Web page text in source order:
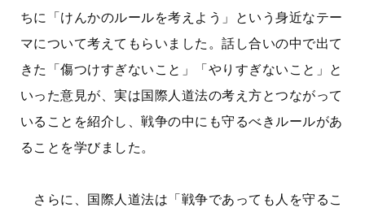
ちに「けんかのルールを考えよう」という身近なテー
マについて考えてもらいました。話し合いの中で出て
きた「傷つけすぎないこと」「やりすぎないこと」と
いった意見が、実は国際人道法の考え方とつながって
いることを紹介し、戦争の中にも守るべきルールがあ
ることを学びました。
さらに、国際人道法は「戦争であっても人を守るこ